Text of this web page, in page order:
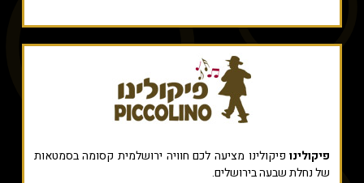
פיקולינופיקולינו מציעה לכם חוויה ירושלמית קסומה בסמטאות
של נחלת שבעה בירושלים.